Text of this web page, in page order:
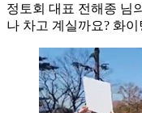
정토회 대표 전해종 님
나 차고 계실까요? 화이